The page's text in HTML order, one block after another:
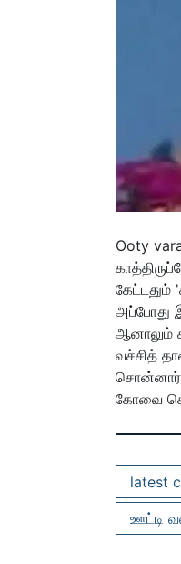
Ooty
கேட்டதும்
அப்போது
ஆனாலும்
வச்சித்
சொன்னார்.
கோவை
latest
ஊட்டி